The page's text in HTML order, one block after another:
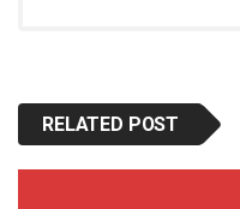
RELATED POST